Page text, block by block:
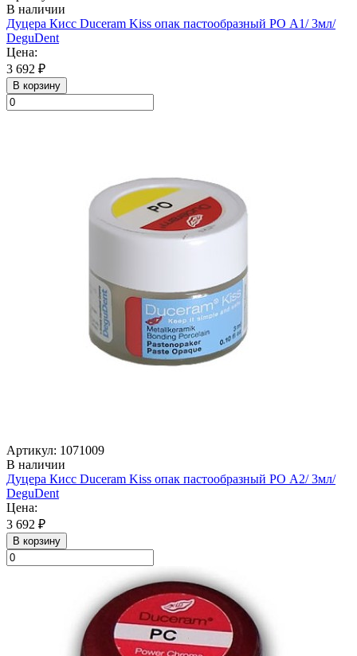
В наличии
Дуцера Кисс Duceram Kiss опак пастообразный РО А1/ 3мл/
DeguDent
Цена:
3 692 ₽
В корзину
Артикул: 1071009
В наличии
Дуцера Кисс Duceram Kiss опак пастообразный РО А2/ 3мл/
DeguDent
Цена:
3 692 ₽
В корзину